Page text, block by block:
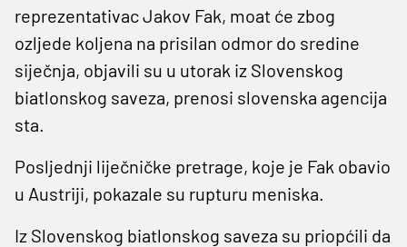
reprezentativac Jakov Fak, moat će zbog
ozljede koljena na prisilan odmor do sredine
siječnja, objavili su u utorak iz Slovenskog
biatlonskog saveza, prenosi slovenska agencija
sta.
Posljednji liječničke pretrage, koje je Fak obavio
u Austriji, pokazale su rupturu meniska.
Iz Slovenskog biatlonskog saveza su priopćili da